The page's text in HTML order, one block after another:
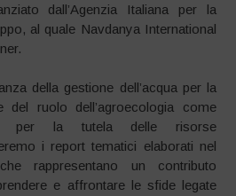
dall’Agenzia Italiana per la
al quale Navdanya International
della gestione dell’acqua per la
del ruolo dell’agroecologia come
per la tutela delle risorse
i report tematici elaborati nel
rappresentano un contributo
e affrontare le sfide legate